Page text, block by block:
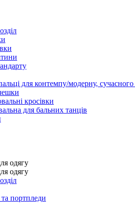
для контемпу/модерну,
кросівки
для бальних танців
одягу
одягу
портпледи